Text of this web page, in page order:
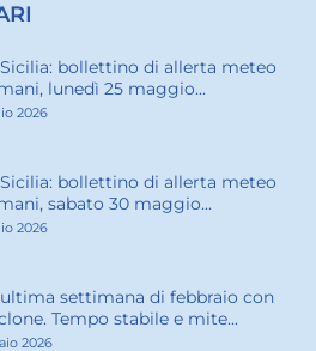
bollettino di allerta meteo
lunedì 25 maggio...
2026
bollettino di allerta meteo
sabato 30 maggio...
2026
settimana di febbraio con
Tempo stabile e mite...
2026